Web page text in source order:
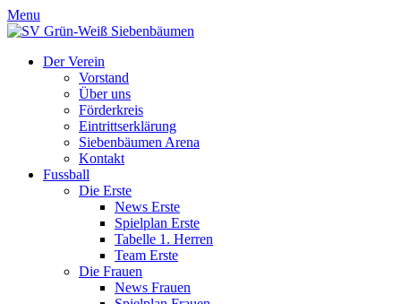
Menu
Der Verein
Vorstand
Über uns
Förderkreis
Eintrittserklärung
Siebenbäumen Arena
Kontakt
Fussball
Die Erste
News Erste
Spielplan Erste
Tabelle 1. Herren
Team Erste
Die Frauen
News Frauen